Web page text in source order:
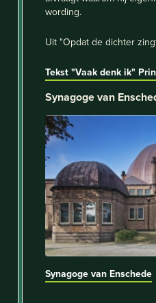
wording.
Uit "Opdat de dichter
Tekst "Vaak denk ik"
Synagoge van
Synagoge van Enschede